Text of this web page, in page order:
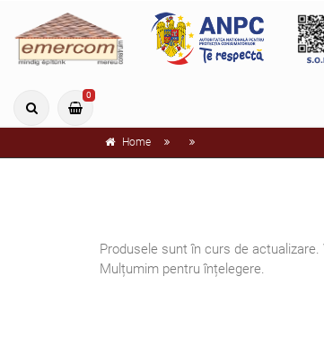
0
Home
Produsele sunt în curs de
Mulțumim pentru înțelegere.